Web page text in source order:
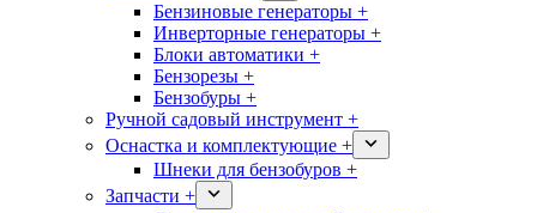
Бензиновые генераторы +
Инверторные генераторы +
Блоки автоматики +
Бензорезы +
Бензобуры +
Ручной садовый инструмент +
Оснастка и комплектующие +
Шнеки для бензобуров +
Запчасти +